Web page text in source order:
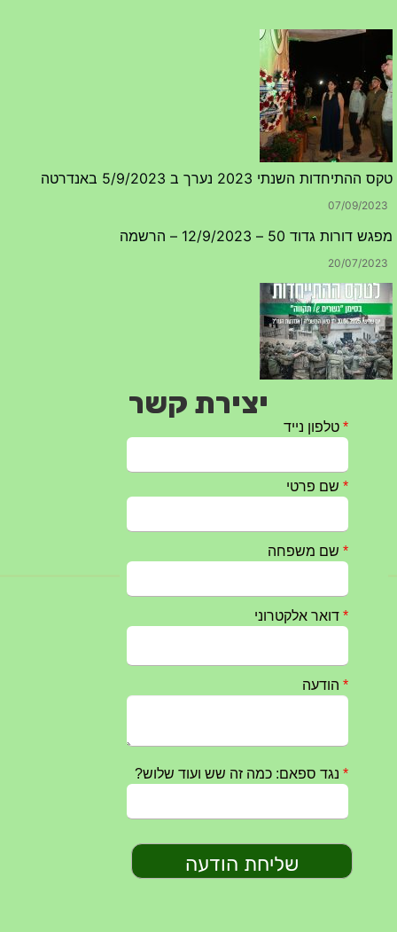
טקס ההתיחדות השנתי 2023 נערך ב 5/9/2023 באנדרטה
07/09/2023
מפגש דורות גדוד 50 – 12/9/2023 – הרשמה
20/07/2023
טקס ההתיחדות עם החללים לשנת 2025 – 10 יוני 2025
מופע הגבעטרון ב 10.10.2024 נדחה בשל המצב הבטחוני
חרבות ברזל – הודעה 1 – 14.10.2023
יצירת קשר